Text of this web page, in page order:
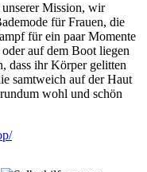
Mission, wir
für Frauen, die
für ein paar Momente
auf dem Boot liegen
dass ihr Körper gelitten
samtweich auf der Haut
wohl und schön